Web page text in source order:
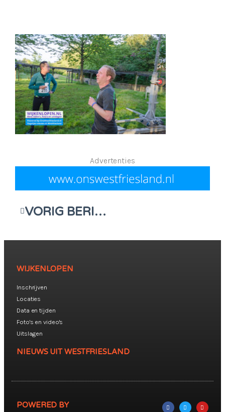
Advertenties
VORIG BERICHT
WIJKENLOPEN
Inschrijven
Locaties
Data en tijden
Foto's en video's
Uitslagen
NIEUWS UIT WESTFRIESLAND
POWERED BY